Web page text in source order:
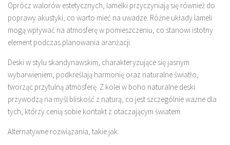
Oprócz walorów estetycznych, lamelki przyczyniają się również do
poprawy akustyki, co warto mieć na uwadze. Różne układy lameli
mogą wpływać na atmosferę w pomieszczeniu, co stanowi istotny
element podczas planowania aranżacji.
Deski w stylu skandynawskim, charakteryzujące się jasnym
wybarwieniem, podkreślają harmonię oraz naturalne światło,
tworząc przytulną atmosferę. Z kolei w boho naturalne deski
przywodzą na myśl bliskość z naturą, co jest szczególnie ważne dla
tych, którzy cenią sobie kontakt z otaczającym światem.
Alternatywne rozwiązania, takie jak: